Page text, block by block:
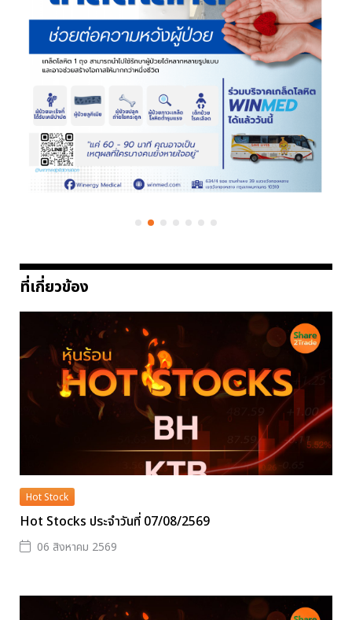
ที่เกี่ยวข้อง
Hot Stock
Hot Stocks ประจำวันที่ 07/08/2569
06 สิงหาคม 2569